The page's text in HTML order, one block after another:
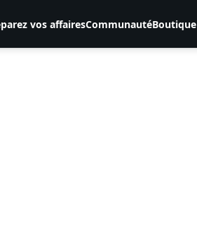
vos affairesCommunautéBoutique